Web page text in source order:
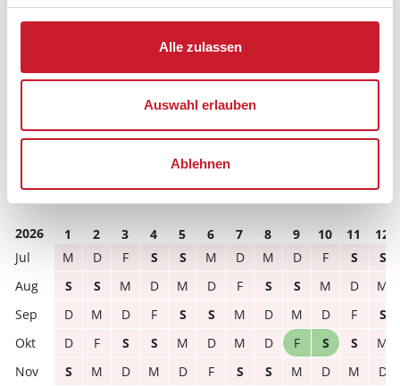
Alle zulassen
Auswahl erlauben
Ablehnen
Reisedauer Anzahl Reisende
Reisezeitraumes auch Änderungen bei der
Hausbeschreibung und/oder der Ausstattung ergeben
frei belegt gewählter Zeitraum
2026 1 2 3 4 5 6 7 8 9 10 11
12
M
D F S S M D M D F S
S
S
S M D M D F S S M D
M
D
M D F S S M D M D F
S
D
F S S M D M D F S S
M
S
M D M D F S S M D M
D